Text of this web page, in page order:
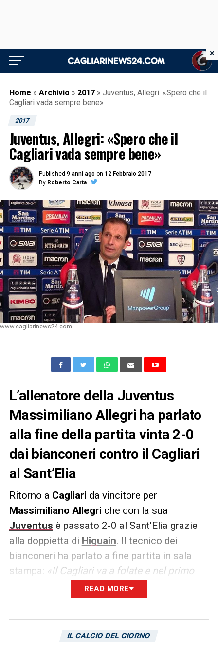
Home » Archivio » 2017 » Juventus, Allegri: «Spero che il
Cagliari vada sempre bene»
2017
Juventus, Allegri: «Spero che il
Cagliari vada sempre bene»
Published 9 anni ago on 12 Febbraio 2017
By Roberto Carta
www.cagliarinews24.com
L’allenatore della Juventus
Massimiliano Allegri ha parlato
alla fine della partita vinta 2-0
dai bianconeri contro il Cagliari
al Sant’Elia
Ritorno a Cagliari da vincitore per
Massimiliano Allegri che con la sua
Juventus è passato 2-0 al Sant’Elia grazie
alla doppietta di Higuain. Il tecnico dei
bianconeri ha parlato a fine partita in sala
stampa: «Il Cagliari va a folate e nel primo
tempo ci ha creato difficoltà. Dopo il nostro
gol la partita è cambiata a nostro favore.
fare di più, c’è da lavorare. Il Cagliari è una
READ MORE
IL CALCIO DEL GIORNO
×